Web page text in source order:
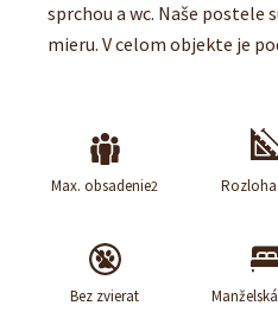
sprchou a wc. Naše postele
mieru. V celom objekte je
Max. obsadenie2 Rozloha
Bez zvierat